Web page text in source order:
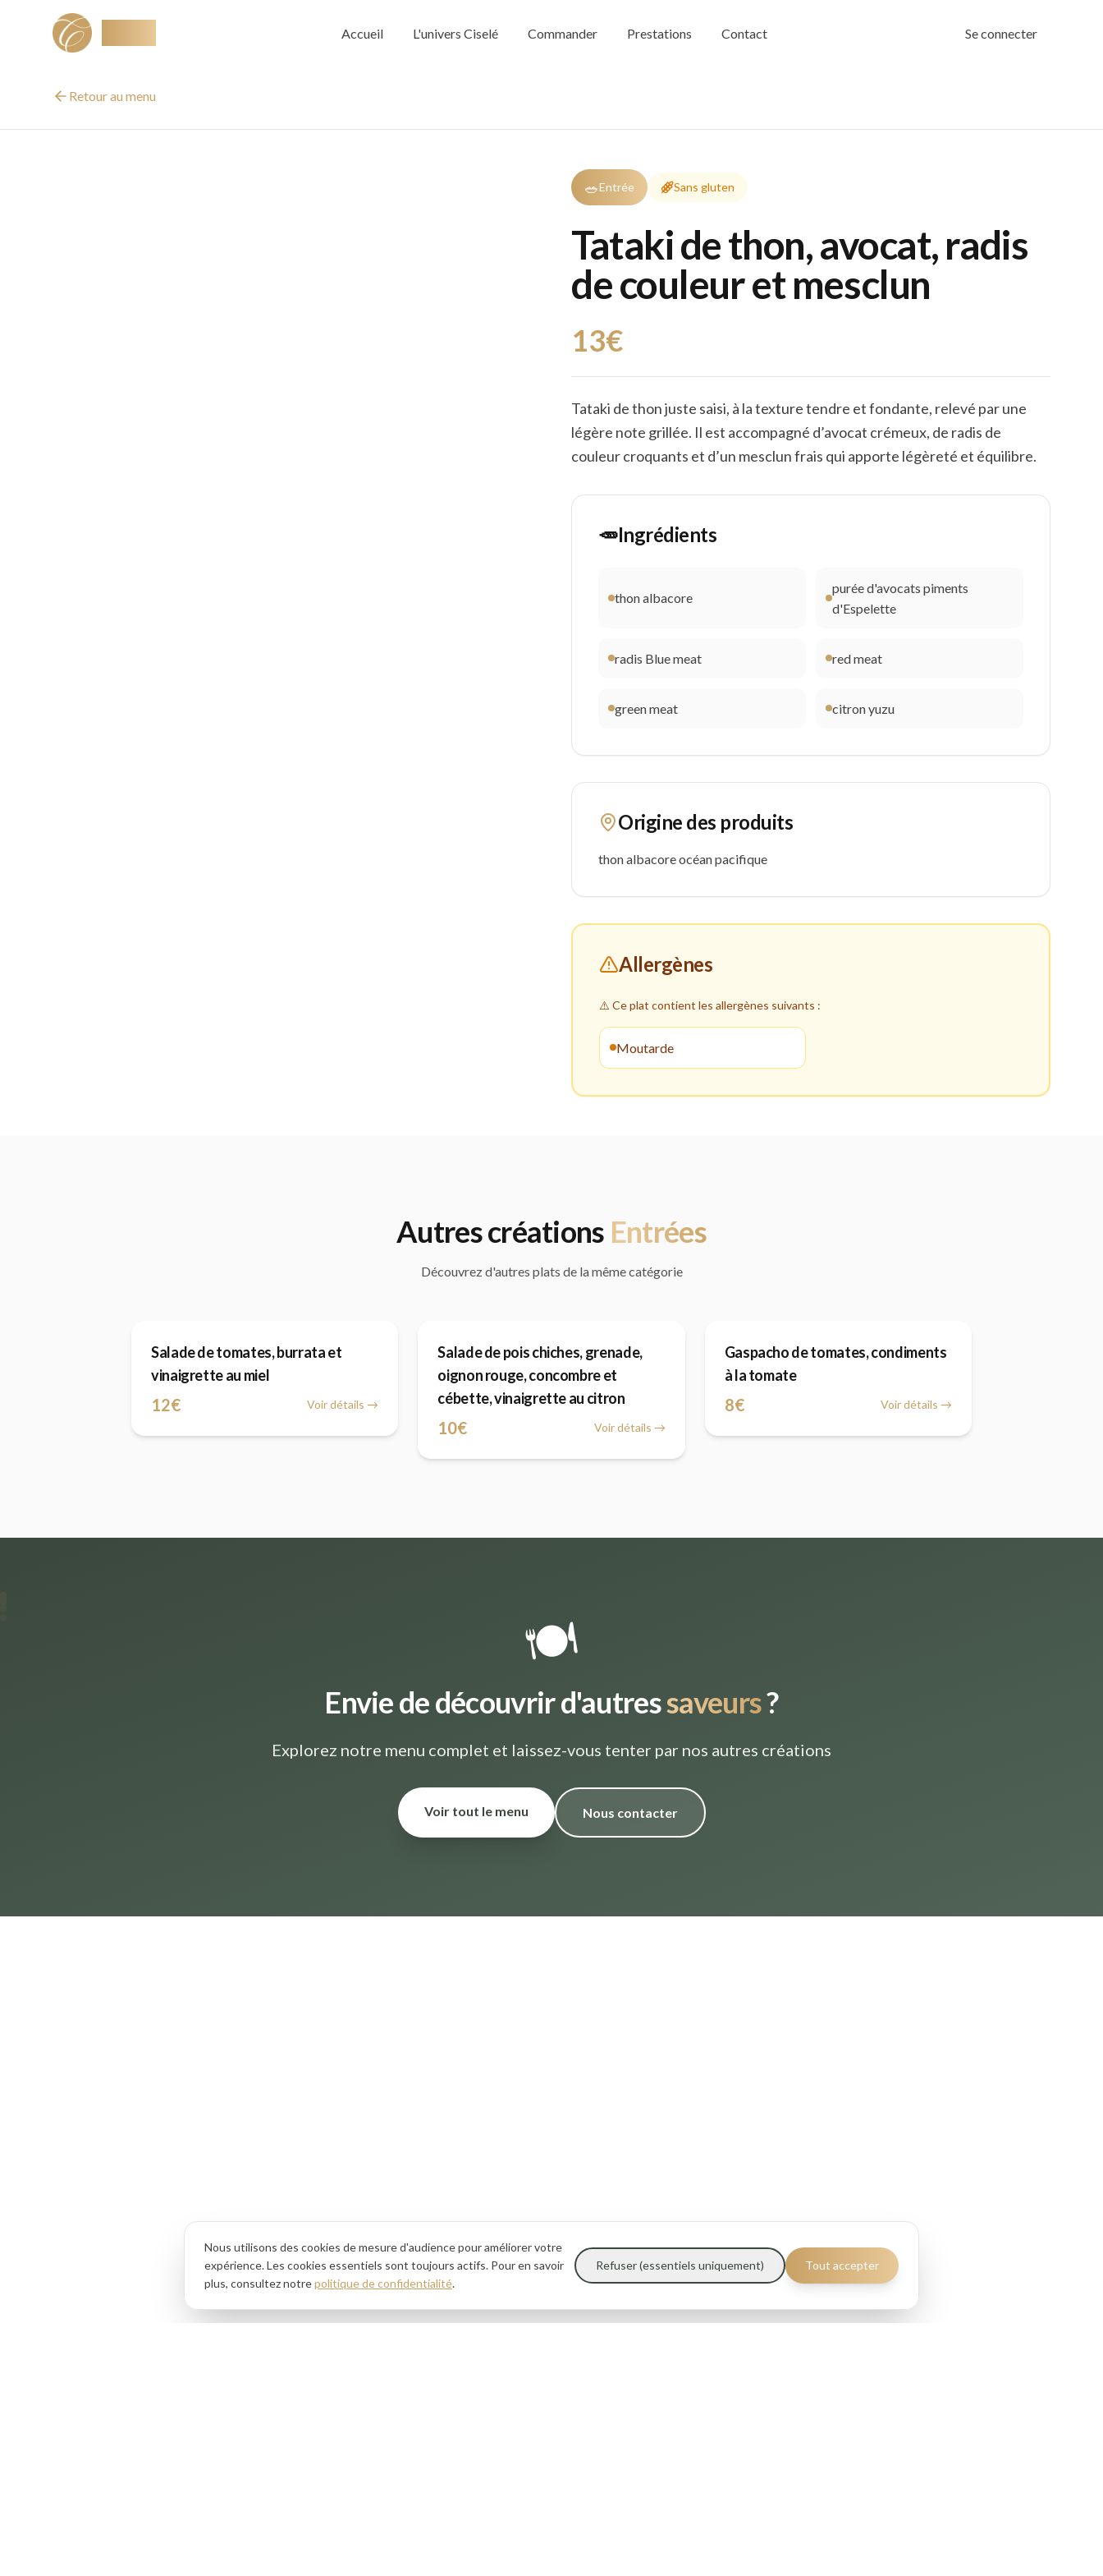
Accueil L'univers Ciselé Commander Prestations Contact Se connecter
Retour au menu
🥗Entrée Sans gluten
Tataki de thon, avocat, radis
de couleur et mesclun
13€
Tataki de thon juste saisi, à la texture tendre et fondante, relevé par une
légère note grillée. Il est accompagné d’avocat crémeux, de radis de
couleur croquants et d’un mesclun frais qui apporte légèreté et équilibre.
🥕Ingrédients
thon albacore
purée d'avocats piments
d'Espelette
radis Blue meat red meat
green meat citron yuzu
Origine des produits
thon albacore océan pacifique
Allergènes
⚠️ Ce plat contient les allergènes suivants :
Moutarde
Autres créations Entrées
Découvrez d'autres plats de la même catégorie
Salade de tomates, burrata et
vinaigrette au miel
12€ Voir détails →
Salade de pois chiches, grenade,
oignon rouge, concombre et
cébette, vinaigrette au citron
10€ Voir détails →
Gaspacho de tomates, condiments
à la tomate
8€ Voir détails →
🍽️
Envie de découvrir d'autressaveurs?
Explorez notre menu complet et laissez-vous tenter par nos autres créations
Voir tout le menu Nous contacter
Nous utilisons des cookies de mesure d'audience pour améliorer votre
expérience. Les cookies essentiels sont toujours actifs. Pour en savoir
plus, consultez notrepolitique de confidentialité.
Refuser (essentiels uniquement) Tout accepter